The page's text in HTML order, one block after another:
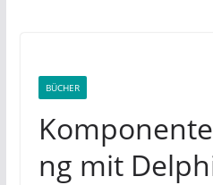
BÜCHER
ng mit